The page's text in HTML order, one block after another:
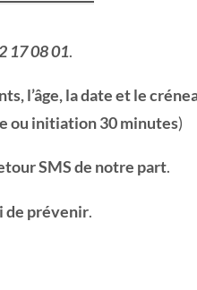
17 08 01.
l’âge, la date et le
ou initiation 30 minutes)
SMS de notre part.
de prévenir.